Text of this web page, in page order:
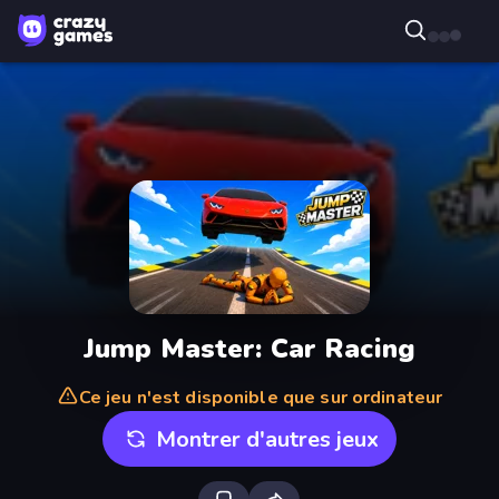
Jump Master: Car Racing
Ce jeu n'est disponible que sur ordinateur
Montrer d'autres jeux